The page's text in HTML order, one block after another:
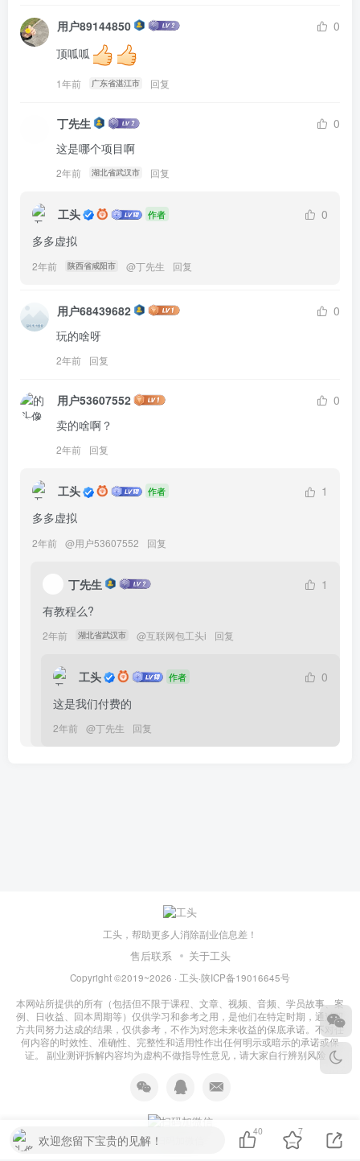
用户89144850
0
顶呱呱
1年前 广东省湛江市 回复
丁先生
0
这是哪个项目啊
2年前 湖北省武汉市 回复
工头 作者
0
多多虚拟
2年前 陕西省咸阳市 @丁先生 回复
用户68439682
0
玩的啥呀
2年前 回复
用户53607552
0
卖的啥啊？
2年前 回复
工头 作者
1
多多虚拟
2年前 @用户53607552 回复
丁先生
1
有教程么?
2年前 湖北省武汉市 @互联网包工头i 回复
工头 作者
0
这是我们付费的
2年前 @丁先生 回复
工头，帮助更多人消除副业信息差！
售后联系 关于工头
Copyright ©2019~2026 · 工头·陕ICP备19016645号
本网站所提供的所有（包括但不限于课程、文章、视频、音频、学员故事、案
例、日收益、回本周期等）仅供学习和参考之用，是他们在特定时期，通过双
方共同努力达成的结果，仅供参考，不作为对您未来收益的保底承诺。不对任
何内容的时效性、准确性、完整性和适用性作出任何明示或暗示的承诺或保
证。 副业测评拆解内容均为虚构不做指导性意见，请大家自行辨别风险！
扫码加微信
欢迎您留下宝贵的见解！
40 7